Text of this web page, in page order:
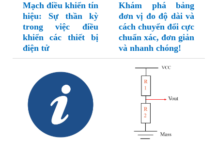
Mạch điều khiển tín
hiệu: Sự thần kỳ
trong việc điều
khiển các thiết bị
điện tử
Khám phá bảng
đơn vị đo độ dài và
cách chuyển đổi cực
chuẩn xác, đơn giản
và nhanh chóng!